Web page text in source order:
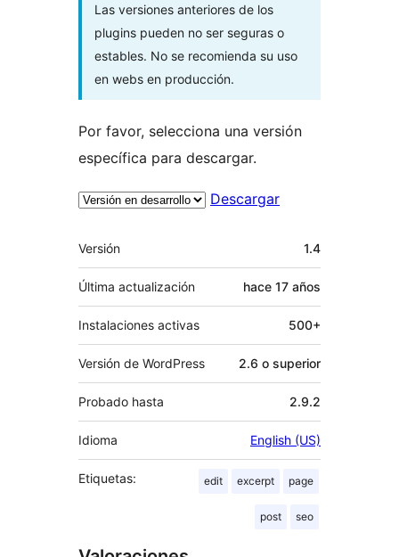
Las versiones anteriores de los
plugins pueden no ser seguras o
estables. No se recomienda su uso
en webs en producción.
Por favor, selecciona una versión
específica para descargar.
Descargar
Meta
Versión 1.4
Última actualización hace 17 años
Instalaciones activas 500+
Versión de WordPress 2.6 o superior
Probado hasta 2.9.2
Idioma English (US)
Etiquetas: edit excerpt page
post seo